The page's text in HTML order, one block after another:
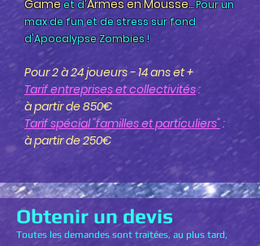
Gameet d'Armes en Mousse... Pour un
max de fun et de stress sur fond
d'Apocalypse Zombies !
Pour 2 à 24 joueurs -14 ans et +
Tarif entreprises et collectivités:
à partir de 850€
Tarif spécial "familles et particuliers":
à partir de 250€
Obtenir un devis
Toutes les demandes sont traitées, au plus tard,